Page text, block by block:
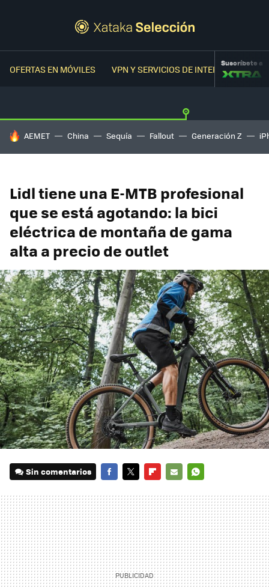
OFERTAS EN MÓVILES VPN Y SERVICIOS DE INTERNETSuscríbete a
HOY SE HABLA DE
AEMET China Sequía Fallout Generación Z
Lidl tiene una E-MTB profesional
que se está agotando: la bici
eléctrica de montaña de gama
alta a precio de outlet
Sin comentarios
MAIL